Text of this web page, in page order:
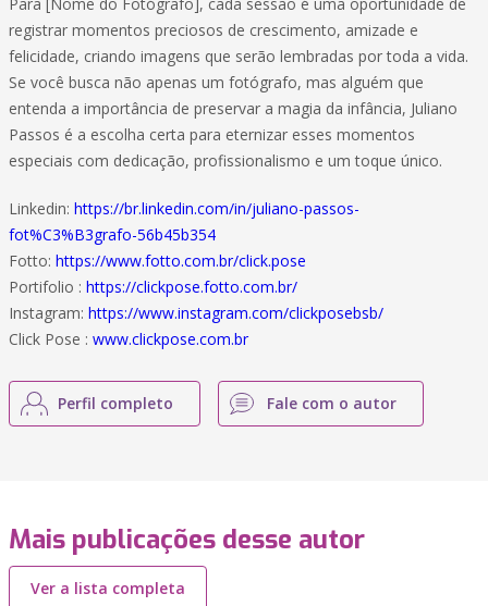
registrar momentos preciosos de crescimento, amizade e
felicidade, criando imagens que serão lembradas por toda a vida.
Se você busca não apenas um fotógrafo, mas alguém que
entenda a importância de preservar a magia da infância, Juliano
Passos é a escolha certa para eternizar esses momentos
especiais com dedicação, profissionalismo e um toque único.
Linkedin: https://br.linkedin.com/in/juliano-passos-
fot%C3%B3grafo-56b45b354
Fotto: https://www.fotto.com.br/click.pose
Portifolio : https://clickpose.fotto.com.br/
Instagram: https://www.instagram.com/clickposebsb/
Click Pose : www.clickpose.com.br
Perfil completo Fale com o autor
Mais publicações desse autor
Ver a lista completa